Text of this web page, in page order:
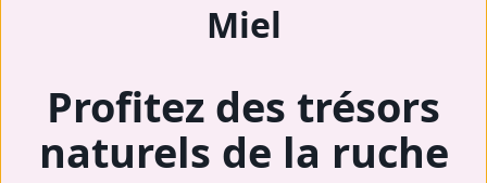
Miel
Profitez des trésors
naturels de la ruche